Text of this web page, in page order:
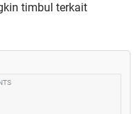
timbul terkait